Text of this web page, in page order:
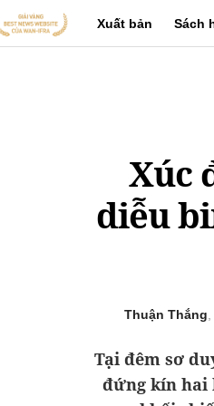
Xuất bản Sách
Xúc
diễu
Thuận Thắng
Tại đêm sơ
đứng kín hai